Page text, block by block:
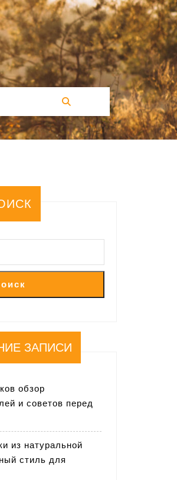
ЗАПИСИ
обзор
и советов перед
из натуральной
стиль для